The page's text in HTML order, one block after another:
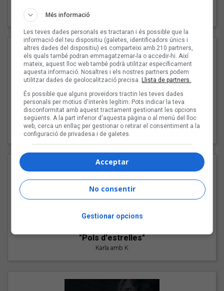
Pep Álvarez amb Joan Muntaner (Xanguito)
"Les cabres"
94 Rules amb Compte
"Pols d'estrelles"
Karla amb K
Més informació
Les teves dades personals es tractaran i és possible que la
informació del teu dispositiu (galetes, identificadors únics i
altres dades del dispositiu) es comparteixi amb 210 partners,
els quals també podran emmagatzemar-la o accedir-hi. Així
mateix, aquest lloc web també podrà utilitzar específicament
aquesta informació. Nosaltres i els nostres partners podem
utilitzar dades de geolocalització precisa.Llista de partners.
És possible que alguns proveïdors tractin les teves dades
personals per motius d'interès legítim. Pots indicar la teva
disconformitat amb aquest tractament gestionant les opcions
següents. A la part inferior d'aquesta pàgina o al menú del lloc
web, cerca un enllaç per gestionar o retirar el consentiment a la
configuració de privadesa i de galetes.
Acceptar
No consentir
Gestionar opcions